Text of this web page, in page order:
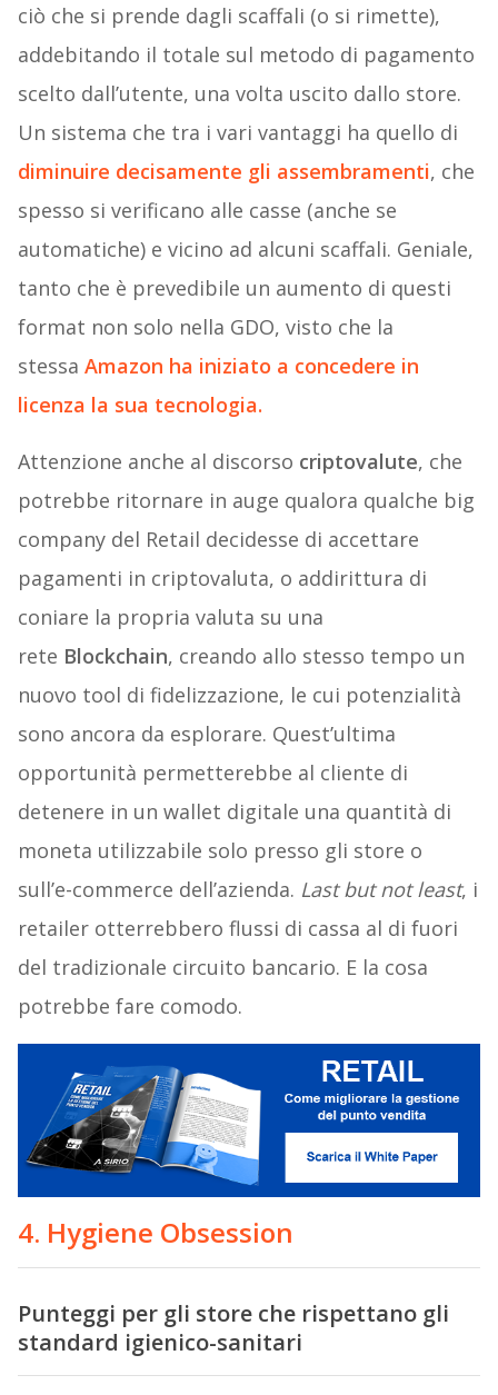
ciò che si prende dagli scaffali (o si rimette),
addebitando il totale sul metodo di pagamento
scelto dall’utente, una volta uscito dallo store.
Un sistema che tra i vari vantaggi ha quello di
diminuire decisamente gli assembramenti, che
spesso si verificano alle casse (anche se
automatiche) e vicino ad alcuni scaffali. Geniale,
tanto che è prevedibile un aumento di questi
format non solo nella GDO, visto che la
stessa Amazon ha iniziato a concedere in
licenza la sua tecnologia.
Attenzione anche al discorso criptovalute, che
potrebbe ritornare in auge qualora qualche big
company del Retail decidesse di accettare
pagamenti in criptovaluta, o addirittura di
coniare la propria valuta su una
rete Blockchain, creando allo stesso tempo un
nuovo tool di fidelizzazione, le cui potenzialità
sono ancora da esplorare. Quest’ultima
opportunità permetterebbe al cliente di
detenere in un wallet digitale una quantità di
moneta utilizzabile solo presso gli store o
sull’e-commerce dell’azienda. Last but not least, i
retailer otterrebbero flussi di cassa al di fuori
del tradizionale circuito bancario. E la cosa
potrebbe fare comodo.
4. Hygiene Obsession
Punteggi per gli store che rispettano gli
standard igienico-sanitari